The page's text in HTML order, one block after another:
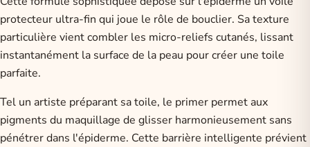
protecteur ultra-fin qui joue le rôle de bouclier. Sa texture
particulière vient combler les micro-reliefs cutanés, lissant
instantanément la surface de la peau pour créer une toile
parfaite.
Tel un artiste préparant sa toile, le primer permet aux
pigments du maquillage de glisser harmonieusement sans
pénétrer dans l'épiderme. Cette barrière intelligente prévient